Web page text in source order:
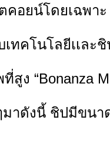
อยน์โดยเฉพาะ
ทคโนโลยีเเล
ง “Bonanza
าดังนี้ ชิปมีขนา